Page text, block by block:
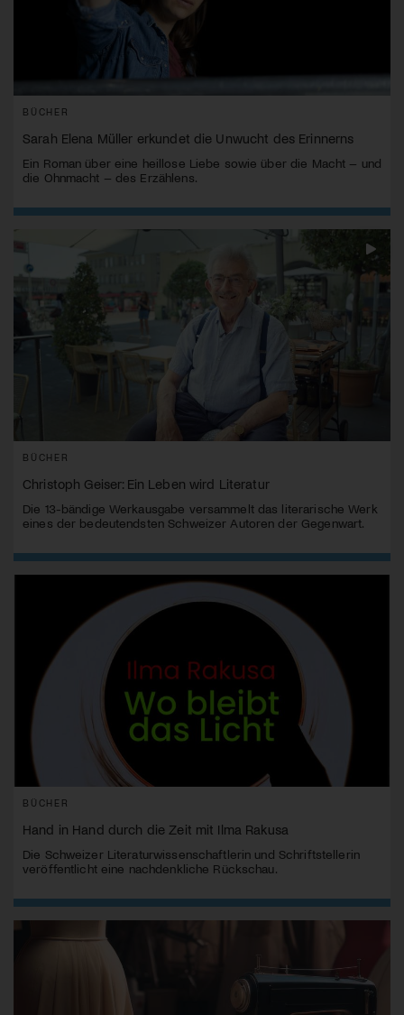
BÜCHER
Sarah Elena Müller erkundet die Unwucht des Erinnerns
Ein Roman über eine heillose Liebe sowie über die Macht – und
die Ohnmacht – des Erzählens.
BÜCHER
Christoph Geiser: Ein Leben wird Literatur
Die 13-bändige Werkausgabe versammelt das literarische Werk
eines der bedeutendsten Schweizer Autoren der Gegenwart.
BÜCHER
Hand in Hand durch die Zeit mit Ilma Rakusa
Die Schweizer Literaturwissenschaftlerin und Schriftstellerin
veröffentlicht eine nachdenkliche Rückschau.